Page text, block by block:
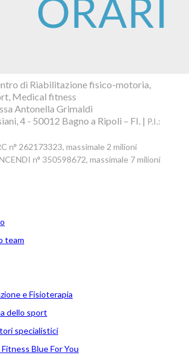
di Riabilitazione fisico-motoria,
Medical fitness
Antonella Grimaldi
4 - 50012 Bagno a Ripoli – FI. | P.I.:
n° 262173323, massimale 2 milioni
n° 350598672, massimale 7 milioni
team
e Fisioterapia
dello sport
specialistici
Blue For You